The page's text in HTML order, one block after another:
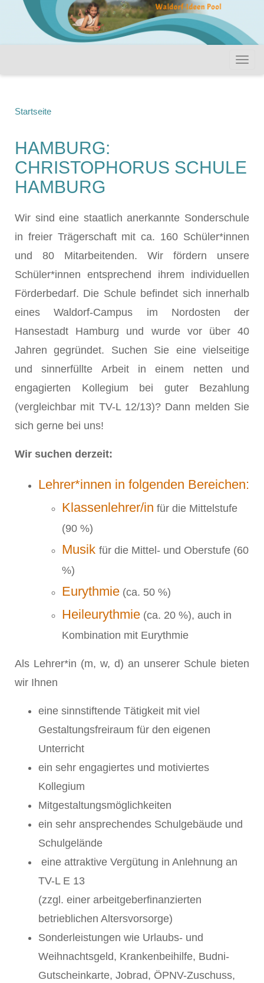
Startseite
HAMBURG:
CHRISTOPHORUS SCHULE
HAMBURG
Wir sind eine staatlich anerkannte Sonderschule
in freier Trägerschaft mit ca. 160 Schüler*innen
und 80 Mitarbeitenden. Wir fördern unsere
Schüler*innen entsprechend ihrem individuellen
Förderbedarf. Die Schule befindet sich innerhalb
eines Waldorf-Campus im Nordosten der
Hansestadt Hamburg und wurde vor über 40
Jahren gegründet. Suchen Sie eine vielseitige
und sinnerfüllte Arbeit in einem netten und
engagierten Kollegium bei guter Bezahlung
(vergleichbar mit TV-L 12/13)? Dann melden Sie
sich gerne bei uns!
Wir suchen derzeit:
Lehrer*innen in folgenden Bereichen:
Klassenlehrer/in für die Mittelstufe
(90 %)
Musik für die Mittel- und Oberstufe (60
%)
Eurythmie (ca. 50 %)
Heileurythmie (ca. 20 %), auch in
Kombination mit Eurythmie
Als Lehrer*in (m, w, d) an unserer Schule bieten
wir Ihnen
eine sinnstiftende Tätigkeit mit viel
Gestaltungsfreiraum für den eigenen
Unterricht
ein sehr engagiertes und motiviertes
Kollegium
Mitgestaltungsmöglichkeiten
ein sehr ansprechendes Schulgebäude und
Schulgelände
eine attraktive Vergütung in Anlehnung an
TV-L E 13
(zzgl. einer arbeitgeberfinanzierten
betrieblichen Altersvorsorge)
Sonderleistungen wie Urlaubs- und
Weihnachtsgeld, Krankenbeihilfe, Budni-
Gutscheinkarte, Jobrad, ÖPNV-Zuschuss,